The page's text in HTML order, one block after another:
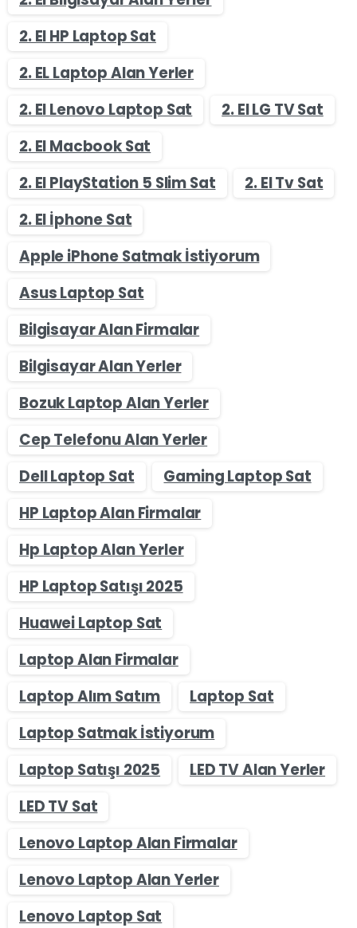
2. El HP Laptop Sat
2. EL Laptop Alan Yerler
2. El Lenovo Laptop Sat
2. El LG TV Sat
2. El Macbook Sat
2. El PlayStation 5 Slim Sat
2. El Tv Sat
2. El İphone Sat
Apple iPhone Satmak İstiyorum
Asus Laptop Sat
Bilgisayar Alan Firmalar
Bilgisayar Alan Yerler
Bozuk Laptop Alan Yerler
Cep Telefonu Alan Yerler
Dell Laptop Sat
Gaming Laptop Sat
HP Laptop Alan Firmalar
Hp Laptop Alan Yerler
HP Laptop Satışı 2025
Huawei Laptop Sat
Laptop Alan Firmalar
Laptop Alım Satım
Laptop Sat
Laptop Satmak İstiyorum
Laptop Satışı 2025
LED TV Alan Yerler
LED TV Sat
Lenovo Laptop Alan Firmalar
Lenovo Laptop Alan Yerler
Lenovo Laptop Sat